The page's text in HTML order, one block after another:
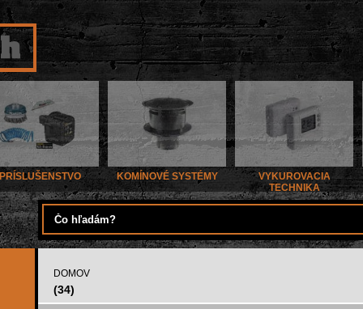
PRÍSLUŠENSTVO KOMÍNOVÉ SYSTÉMY
VYKUROVACIA
TECHNIKA
DOMOV
(34)